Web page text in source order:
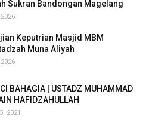
Sukran Bandongan Magelang
Keputrian Masjid MBM
Muna Aliyah
BAHAGIA | USTADZ MUHAMMAD
HAFIDZAHULLAH
2021